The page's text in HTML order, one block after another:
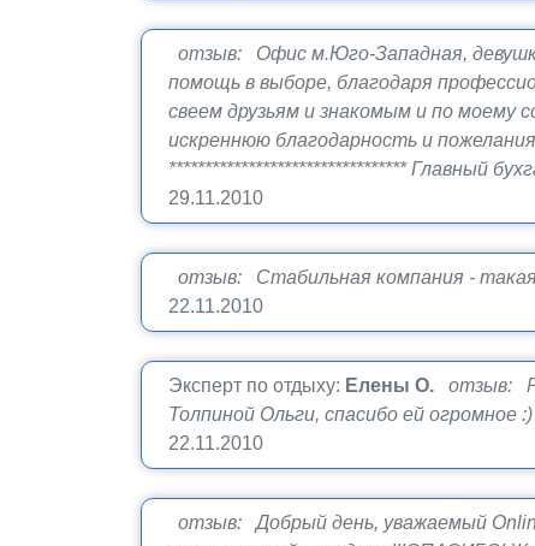
отзыв: Офис м.Юго-Западная,
помощь в выборе, благодаря
свеем друзьям и знакомым и по моему
искреннюю благодарность и
********************************* Главный
29.11.2010
отзыв: Стабильная компания -
22.11.2010
Эксперт по отдыху: Елены О.
отзыв:
Толпиной Ольги, спасибо ей огромное :)
22.11.2010
отзыв: Добрый день, уважаемый